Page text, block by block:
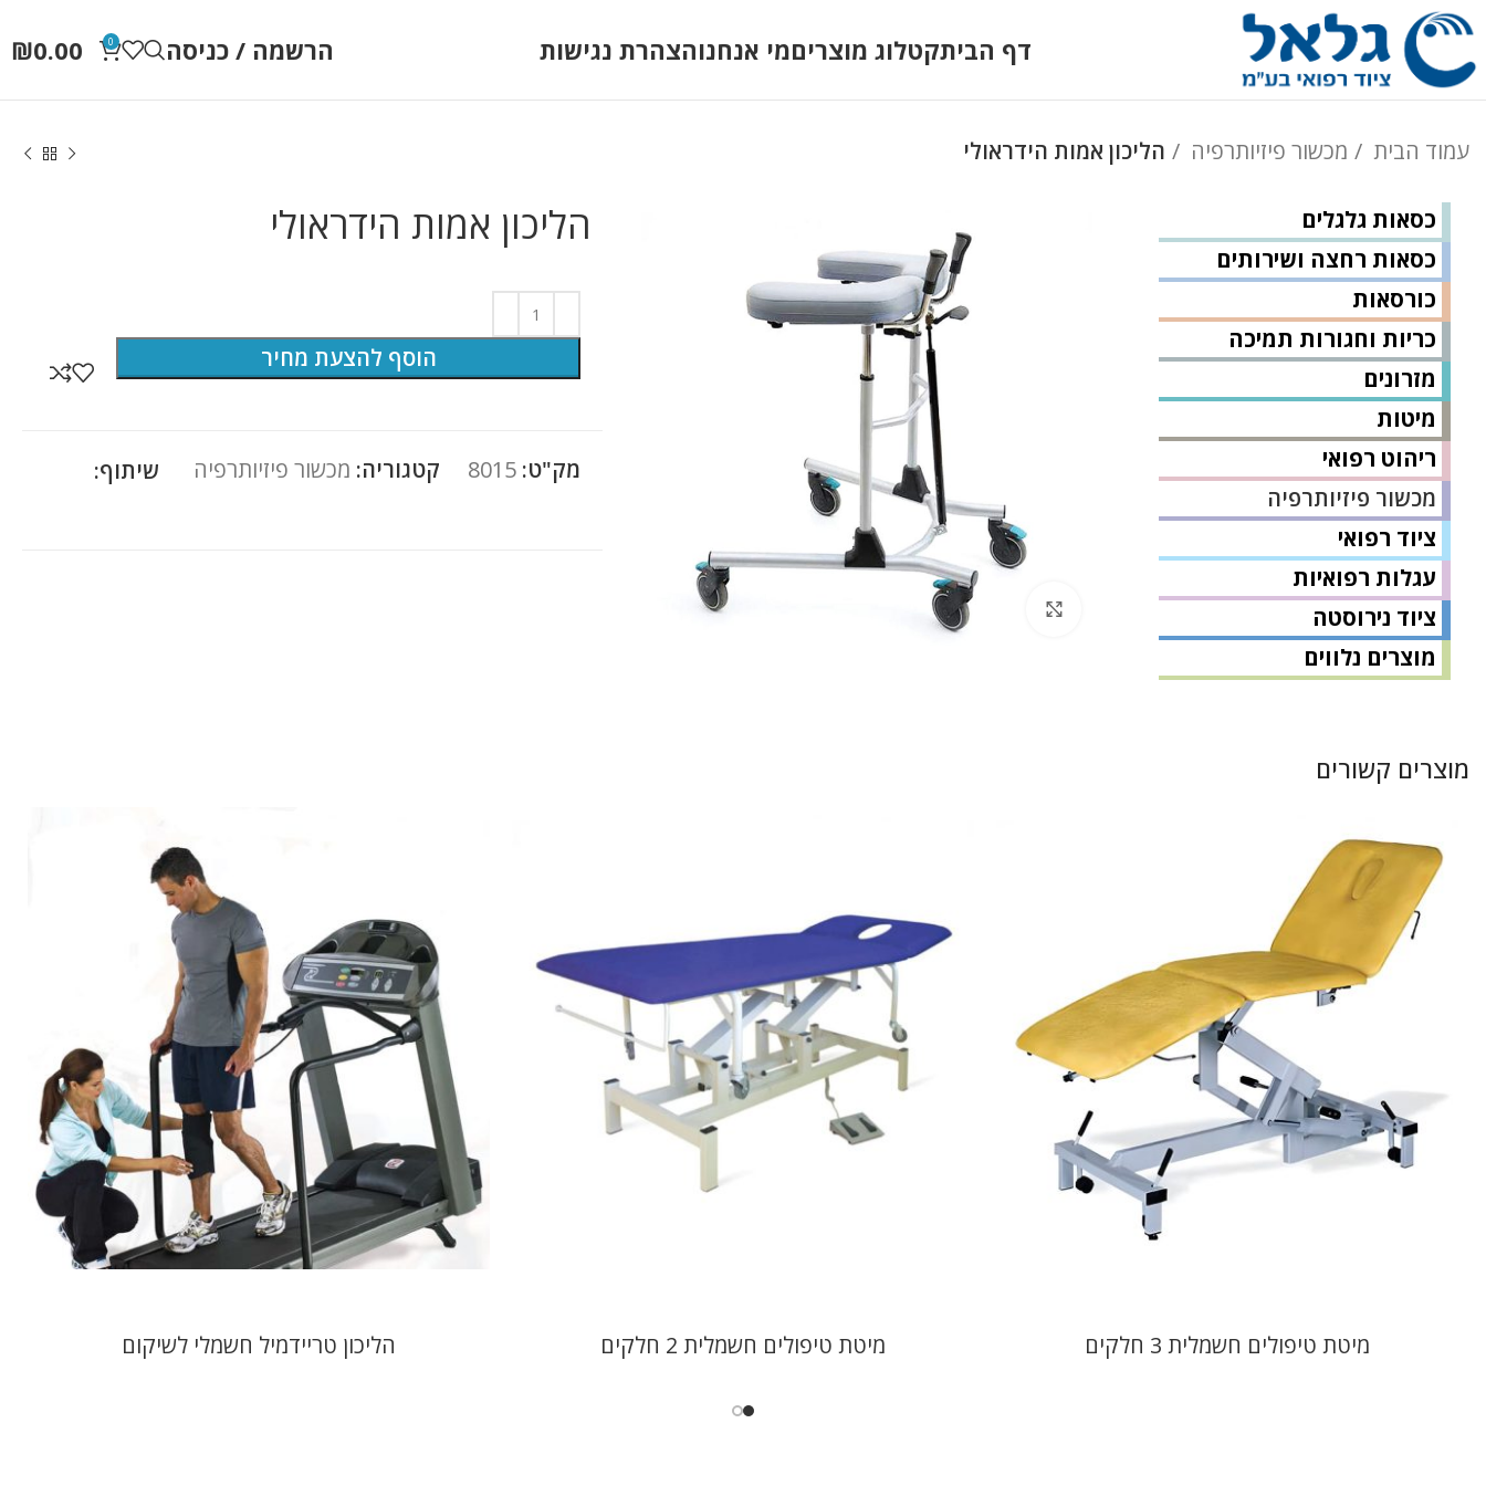
דף הביתקטלוג מוצריםמי אנחנוהצהרת נגישות הרשמה / כניסה 0
₪0.00
עמוד הבית מכשור פיזיותרפיה הליכון אמות הידראולי
כסאות גלגלים
כסאות רחצה ושירותים
כורסאות
כריות וחגורות תמיכה
מזרונים
מיטות
ריהוט רפואי
מכשור פיזיותרפיה
ציוד רפואי
עגלות רפואיות
ציוד נירוסטה
מוצרים נלווים
לחץ להגדלה
הליכון אמות הידראולי
הוסף להצעת מחיר
מק"ט: 8015 קטגוריה: מכשור פיזיותרפיה שיתוף:
מוצרים קשורים
מיטת טיפולים חשמלית 3 חלקים מיטת טיפולים חשמלית 2 חלקים הליכון טריידמיל חשמלי לשיקום